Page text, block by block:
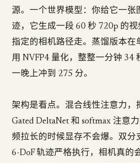
源。一个世界模型：你给它一张
迹，它生成一段 60 秒 720p 的
指定的相机路径走。蒸馏版本在
用 NVFP4 量化，整整一分钟 34
一晚上冲到 275 分。
架构是看点。混合线性注意力，
Gated DeltaNet 和 softmax 注意
频拉长的时候显存不会爆。双分
6-DoF 轨迹严格执行，相机真的